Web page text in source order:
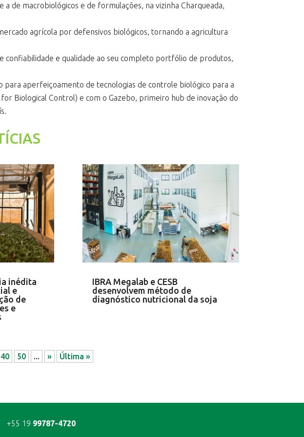
a de macrobiológicos e de formulações, na vizinha Charqueada,
agrícola por defensivos biológicos, tornando a agricultura
confiabilidade e qualidade ao seu completo portfólio de produtos,
aperfeiçoamento de tecnologias de controle biológico para a
Biological Control) e com o Gazebo, primeiro hub de inovação do
inédita
e
de
e
IBRA Megalab e CESB
desenvolvem método de
diagnóstico nutricional da soja
40 50 ... » Última »
+55 19 99787-4720